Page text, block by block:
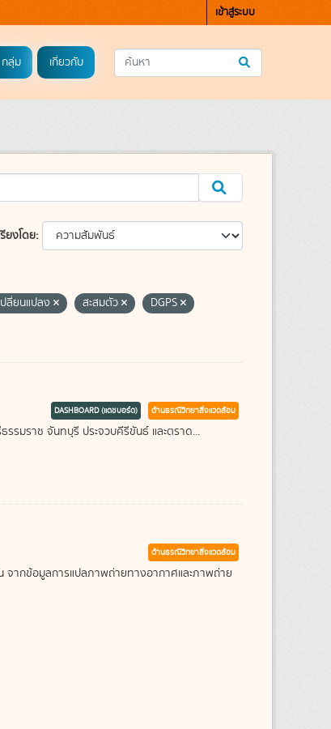
เข้าสู่ระบบ
กลุ่ม เกี่ยวกับ
รียงโดย
ลี่ยนแปลง สะสมตัว
DGPS
DASHBOARD (แดชบอร์ด) ด้านธรณีวิทยาสิ่งแวดล้อม
รมราช จันทบุรี ประจวบคีรีขันธ์ และตราด...
ด้านธรณีวิทยาสิ่งแวดล้อม
จากข้อมูลการแปลภาพถ่ายทางอากาศและภาพถ่าย